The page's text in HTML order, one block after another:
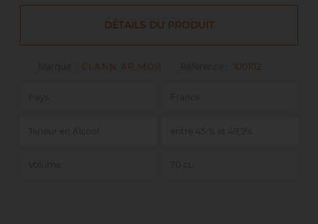
DÉTAILS DU PRODUIT
GLANN AR MOR 100102